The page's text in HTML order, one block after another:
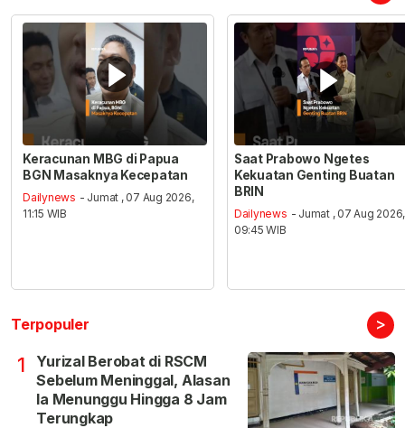
Keracunan MBG di Papua
BGN Masaknya Kecepatan
Dailynews - Jumat , 07 Aug 2026,
11:15 WIB
Saat Prabowo Ngetes
Kekuatan Genting Buatan
BRIN
Dailynews - Jumat , 07 Aug 2026,
09:45 WIB
Terpopuler >
1
Yurizal Berobat di RSCM
Sebelum Meninggal, Alasan
Ia Menunggu Hingga 8 Jam
Terungkap